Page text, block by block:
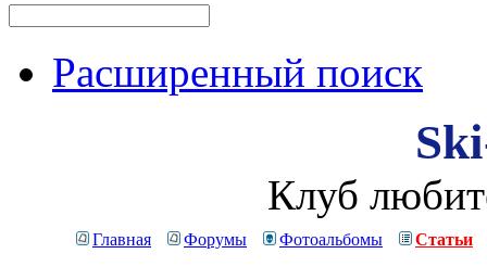
Расширенный поиск
Клуб
Главная Форумы Фотоальбомы Статьи